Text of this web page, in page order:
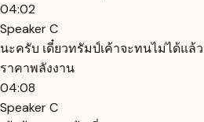
04:02
Speaker C
นะครับ เดี๋ยวทรัมป์เค้าจะทนไม่ได้แล้
ราคาพลังงาน
04:08
Speaker C